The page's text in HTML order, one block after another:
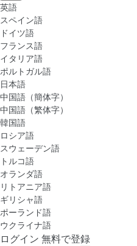
英語
スペイン語
ドイツ語
フランス語
イタリア語
ポルトガル語
日本語
中国語（簡体字）
中国語（繁体字）
韓国語
ロシア語
スウェーデン語
トルコ語
オランダ語
リトアニア語
ギリシャ語
ポーランド語
ウクライナ語
ログイン 無料で登録